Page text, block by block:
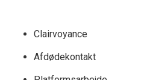
Clairvoyance
Afdødekontakt